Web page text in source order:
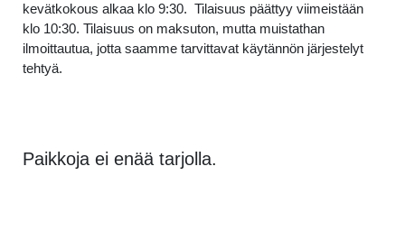
kevätkokous alkaa klo 9:30. Tilaisuus päättyy viimeistään
klo 10:30. Tilaisuus on maksuton, mutta muistathan
ilmoittautua, jotta saamme tarvittavat käytännön järjestelyt
tehtyä.
Paikkoja ei enää tarjolla.